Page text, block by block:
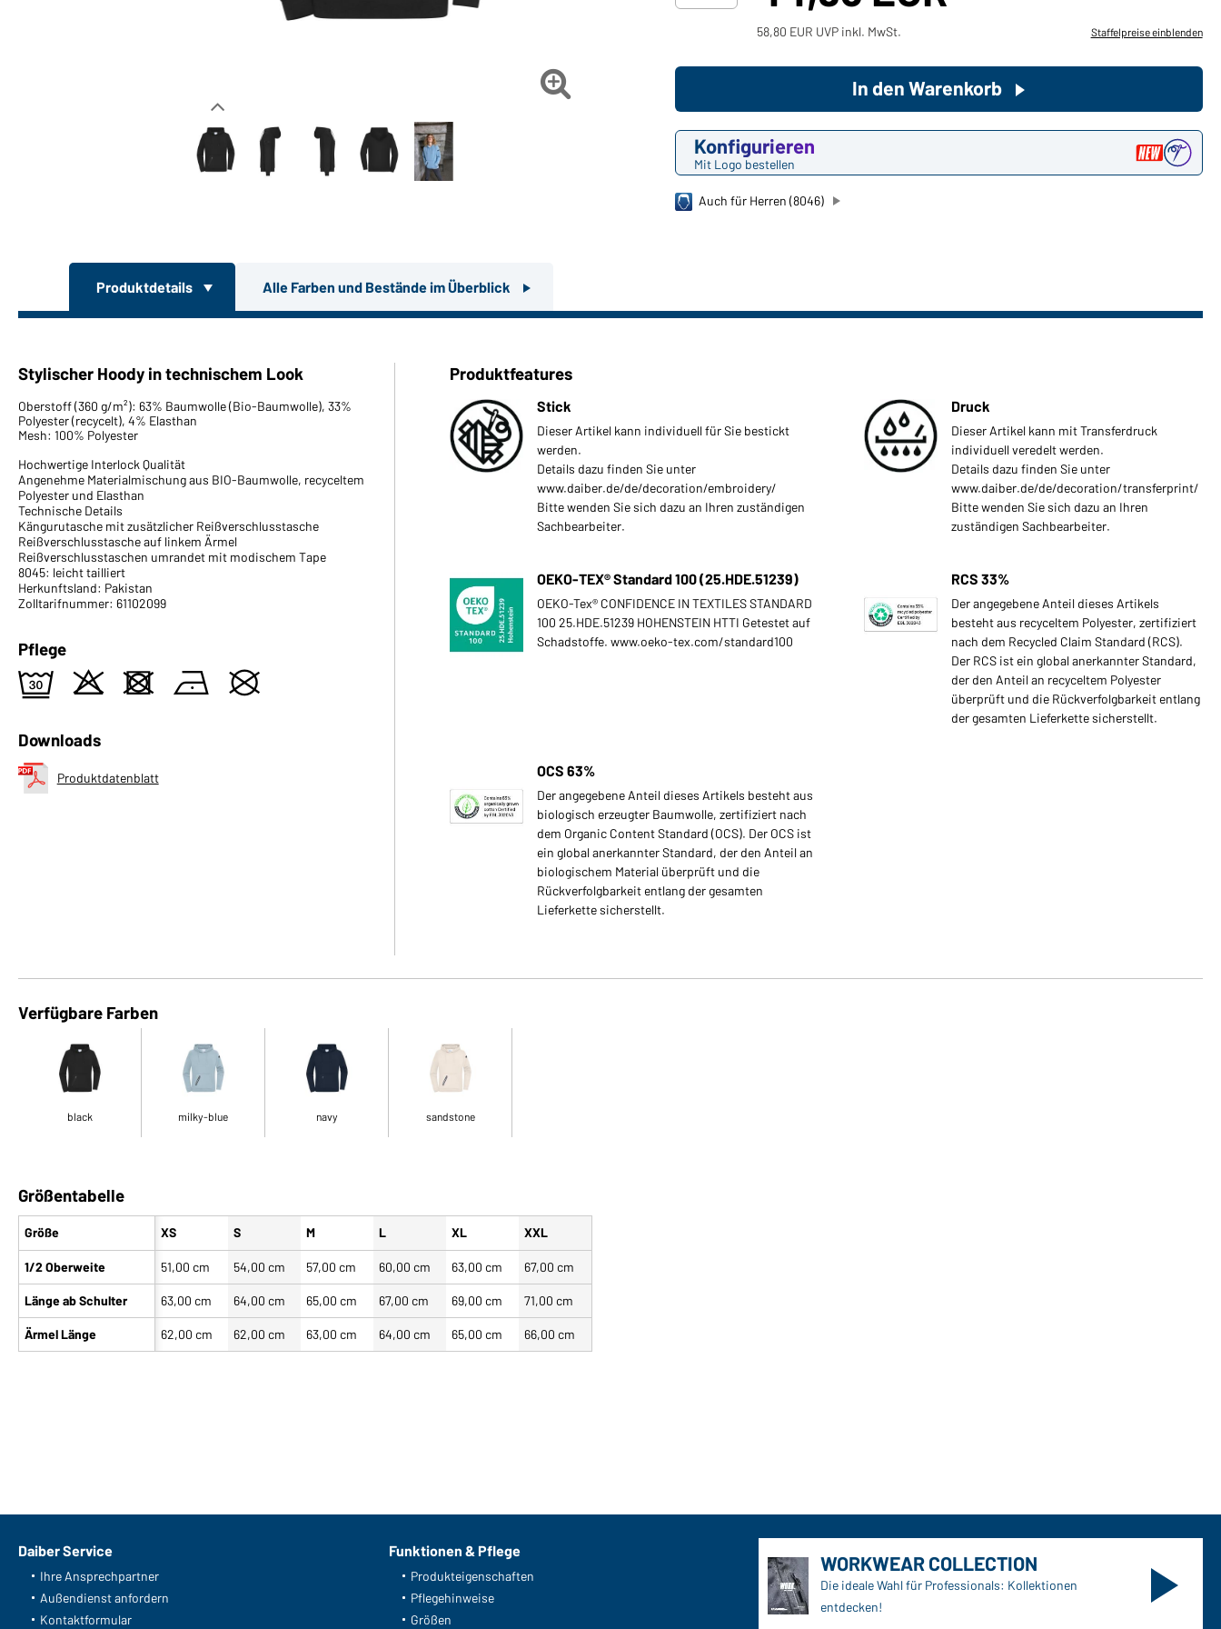
privaten Bedarf einkaufen?
Hier geht's zu unserem
Endkundenshop

58,80 EUR UVP inkl. MwSt. Staffelpreise einblenden
Konfigurieren
Mit Logo bestellen
In den Warenkorb
Auch für Herren (8046)
Produktdetails Alle Farben und Bestände im Überblick
Stylischer Hoody in technischem Look
Oberstoff (360 g/m²): 63% Baumwolle (Bio-Baumwolle), 33%
Polyester (recycelt), 4% Elasthan
Mesh: 100% Polyester
Hochwertige Interlock Qualität
Angenehme Materialmischung aus BIO-Baumwolle, recyceltem
Polyester und Elasthan
Technische Details
Kängurutasche mit zusätzlicher Reißverschlusstasche
Reißverschlusstasche auf linkem Ärmel
Reißverschlusstaschen umrandet mit modischem Tape
8045: leicht tailliert
Herkunftsland: Pakistan
Zolltarifnummer: 61102099
Pflege
e o d n U
Downloads
Produktdatenblatt
Produktfeatures
Stick
Dieser Artikel kann individuell für Sie bestickt
werden.
Details dazu finden Sie unter
www.daiber.de/de/decoration/embroidery/
Bitte wenden Sie sich dazu an Ihren zuständigen
Sachbearbeiter.
Druck
Dieser Artikel kann mit Transferdruck
individuell veredelt werden.
Details dazu finden Sie unter
www.daiber.de/de/decoration/transferprint/
Bitte wenden Sie sich dazu an Ihren
zuständigen Sachbearbeiter.
OEKO-TEX® Standard 100 (25.HDE.51239)
OEKO-Tex® CONFIDENCE IN TEXTILES STANDARD
100 25.HDE.51239 HOHENSTEIN HTTI Getestet auf
Schadstoffe. www.oeko-tex.com/standard100
RCS 33%
Der angegebene Anteil dieses Artikels
besteht aus recyceltem Polyester, zertifiziert
nach dem Recycled Claim Standard (RCS).
Der RCS ist ein global anerkannter Standard,
der den Anteil an recyceltem Polyester
überprüft und die Rückverfolgbarkeit entlang
der gesamten Lieferkette sicherstellt.
OCS 63%
Der angegebene Anteil dieses Artikels besteht aus
biologisch erzeugter Baumwolle, zertifiziert nach
dem Organic Content Standard (OCS). Der OCS ist
ein global anerkannter Standard, der den Anteil an
biologischem Material überprüft und die
Rückverfolgbarkeit entlang der gesamten
Lieferkette sicherstellt.
Verfügbare Farben
black milky-blue navy sandstone
Größentabelle
Größe
1/2 Oberweite
Länge ab Schulter
Ärmel Länge
XS S M L XL XXL
51,00 cm 54,00 cm 57,00 cm 60,00 cm 63,00 cm 67,00 cm
63,00 cm 64,00 cm 65,00 cm 67,00 cm 69,00 cm 71,00 cm
62,00 cm 62,00 cm 63,00 cm 64,00 cm 65,00 cm 66,00 cm
Daiber Service
Ihre Ansprechpartner
Außendienst anfordern
Kontaktformular
Funktionen & Pflege
Produkteigenschaften
Pflegehinweise
Größen
WORKWEAR COLLECTION
Die ideale Wahl für Professionals: Kollektionen
entdecken!